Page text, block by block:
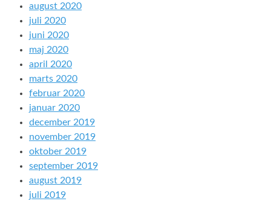
august 2020
juli 2020
juni 2020
maj 2020
april 2020
marts 2020
februar 2020
januar 2020
december 2019
november 2019
oktober 2019
september 2019
august 2019
juli 2019